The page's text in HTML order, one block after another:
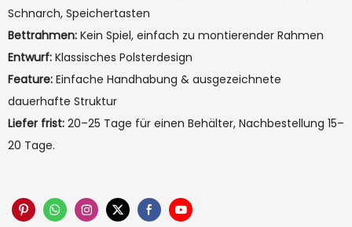
Schnarch, Speichertasten
Bettrahmen: Kein Spiel, einfach zu montierender Rahmen
Entwurf: Klassisches Polsterdesign
Feature: Einfache Handhabung & ausgezeichnete
dauerhafte Struktur
Liefer frist: 20–25 Tage für einen Behälter, Nachbestellung 15–
20 Tage.